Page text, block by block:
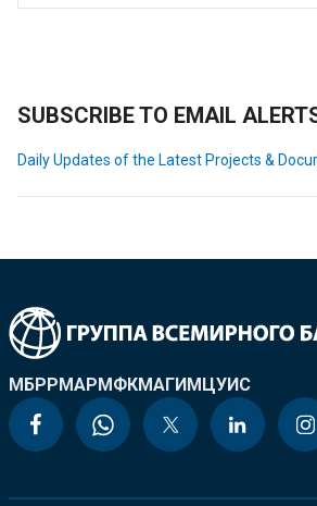
SUBSCRIBE TO EMAIL
Daily Updates of the Latest Projects &
МБРРМАРМФКМАГИМЦУИС